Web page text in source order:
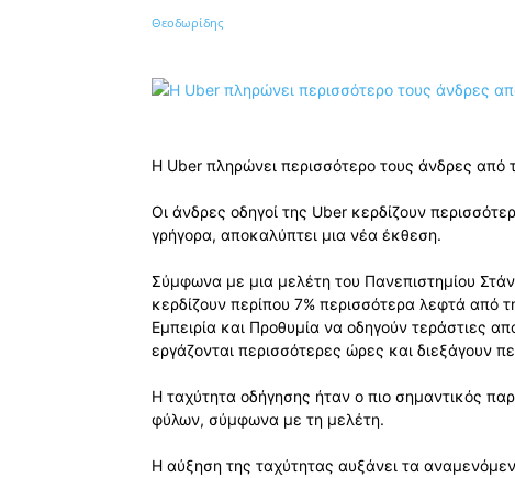
Κοινοποίηση
Η Uber πληρώνει περισσότερο τους άνδρες από
Οι άνδρες οδηγοί της Uber κερδίζουν
γρήγορα, αποκαλύπτει μια νέα έκθεση.
Σύμφωνα με μια μελέτη του Πανεπιστημίου
κερδίζουν περίπου 7% περισσότερα λεφτά από
Εμπειρία και Προθυμία να οδηγούν τεράστιες
εργάζονται περισσότερες ώρες και διεξάγουν
Η ταχύτητα οδήγησης ήταν ο πιο σημαντικός
φύλων, σύμφωνα με τη μελέτη.
Η αύξηση της ταχύτητας αυξάνει τα